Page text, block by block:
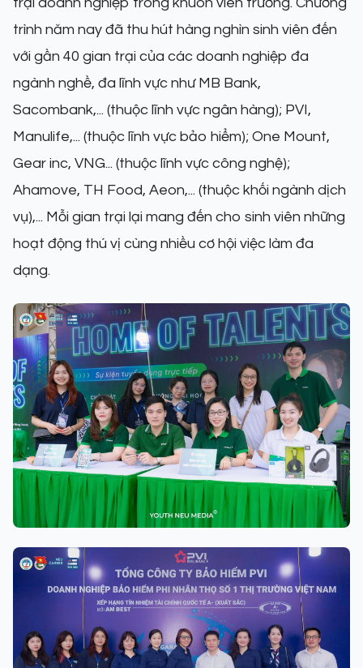
trình năm nay đã thu hút hàng nghìn sinh viên đến
với gần 40 gian trại của các doanh nghiệp đa
ngành nghề, đa lĩnh vực như MB Bank,
Sacombank,... (thuộc lĩnh vực ngân hàng); PVI,
Manulife,... (thuộc lĩnh vực bảo hiểm); One Mount,
Gear inc, VNG... (thuộc lĩnh vực công nghệ);
Ahamove, TH Food, Aeon,... (thuộc khối ngành dịch
vụ),... Mỗi gian trại lại mang đến cho sinh viên những
hoạt động thú vị cùng nhiều cơ hội việc làm đa
dạng.